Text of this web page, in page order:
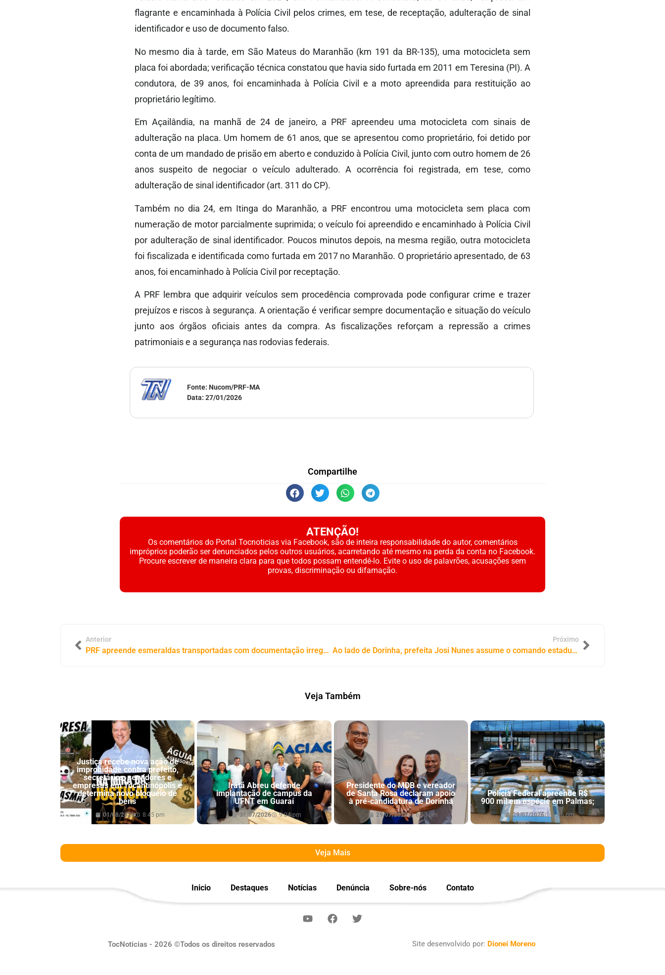
flagrante e encaminhada à Polícia Civil pelos crimes, em tese, de receptação, adulteração de sinal
identificador e uso de documento falso.
No mesmo dia à tarde, em São Mateus do Maranhão (km 191 da BR-135), uma motocicleta sem
placa foi abordada; verificação técnica constatou que havia sido furtada em 2011 em Teresina (PI). A
condutora, de 39 anos, foi encaminhada à Polícia Civil e a moto apreendida para restituição ao
proprietário legítimo.
Em Açailândia, na manhã de 24 de janeiro, a PRF apreendeu uma motocicleta com sinais de
adulteração na placa. Um homem de 61 anos, que se apresentou como proprietário, foi detido por
conta de um mandado de prisão em aberto e conduzido à Polícia Civil, junto com outro homem de 26
anos suspeito de negociar o veículo adulterado. A ocorrência foi registrada, em tese, como
adulteração de sinal identificador (art. 311 do CP).
Também no dia 24, em Itinga do Maranhão, a PRF encontrou uma motocicleta sem placa com
numeração de motor parcialmente suprimida; o veículo foi apreendido e encaminhado à Polícia Civil
por adulteração de sinal identificador. Poucos minutos depois, na mesma região, outra motocicleta
foi fiscalizada e identificada como furtada em 2017 no Maranhão. O proprietário apresentado, de 63
anos, foi encaminhado à Polícia Civil por receptação.
A PRF lembra que adquirir veículos sem procedência comprovada pode configurar crime e trazer
prejuízos e riscos à segurança. A orientação é verificar sempre documentação e situação do veículo
junto aos órgãos oficiais antes da compra. As fiscalizações reforçam a repressão a crimes
patrimoniais e a segurança nas rodovias federais.
Fonte: Nucom/PRF-MA
Data: 27/01/2026
Compartilhe
ATENÇÃO!
Os comentários do Portal Tocnoticias via Facebook, são de inteira responsabilidade do autor, comentários
impróprios poderão ser denunciados pelos outros usuários, acarretando até mesmo na perda da conta no Facebook.
Procure escrever de maneira clara para que todos possam entendê-lo. Evite o uso de palavrões, acusações sem
provas, discriminação ou difamação.
Anterior
PRF apreende esmeraldas transportadas com documentação irregular em Porto Nacional
Próximo
Ao lado de Dorinha, prefeita Josi Nunes assume o comando estadual do União Brasil Mulher
Veja Também
Justiça recebe nova ação de
improbidade contra prefeito,
secretários, servidores e
empresas em Tocantinópolis e
determina novo bloqueio de
bens
01/08/2026 8:45 pm
Iratã Abreu defende
implantação de campus da
UFNT em Guaraí
31/07/2026 9:04 pm
Presidente do MDB e vereador
de Santa Rosa declaram apoio
à pré-candidatura de Dorinha
29/07/2026 6:53 pm
Polícia Federal apreende R$
900 mil em espécie em Palmas;
29/07/2026 6:46 pm
Veja Mais
Inicio Destaques Notícias Denúncia Sobre-nós Contato
TocNoticias - 2026 ©Todos os direitos reservados Site desenvolvido por: Dionei Moreno